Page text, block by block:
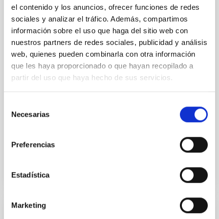
el contenido y los anuncios, ofrecer funciones de redes
sociales y analizar el tráfico. Además, compartimos
información sobre el uso que haga del sitio web con
nuestros partners de redes sociales, publicidad y análisis
web, quienes pueden combinarla con otra información
que les haya proporcionado o que hayan recopilado a
partir del uso que haya hecho de sus servicios.
Necesarias
Preferencias
Estadística
Marketing
Escala de Profesores de Investigación de
los Organismos Públicos de Investigación -
Resolución de 19 de febrero de 2019 por
la que se convoca proceso selectivo para
ingreso por el sistema de promoción
interna.(OEP 2017-2018)
Subsecretaría, por la que se convoca proceso
selectivo para ingreso, por el sistema de promoción